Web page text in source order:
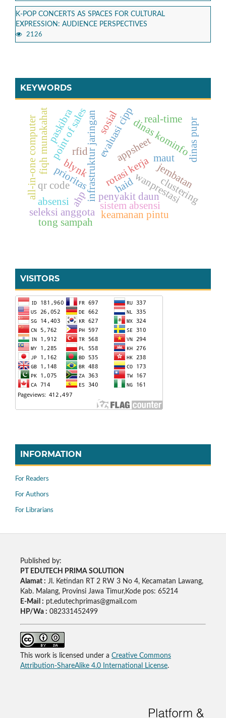
K-POP CONCERTS AS SPACES FOR CULTURAL
EXPRESSION: AUDIENCE PERSPECTIVES
2126
KEYWORDS
wanprestasi
appsheet
infrastruktur jaringan
ahp
prioritas
dinas kominfo
fiqh munakahat rotasi kerja
evaluasi cipp
sistem absensi
qr code
real-time
point of sales
keamanan pintu
penyakit daunclustering
paskibra
seleksi anggota
tong sampah
all-in-one computer blynk
haid jembatan
maut dinas pupr
absensi
rfid
sosial
VISITORS
INFORMATION
For Readers
For Authors
For Librarians
Published by:
PT EDUTECH PRIMA SOLUTION
Alamat : Jl. Ketindan RT 2 RW 3 No 4, Kecamatan Lawang,
Kab. Malang, Provinsi Jawa Timur,Kode pos: 65214
E-Mail : pt.edutechprimas@gmail.com
HP/Wa : 082331452499
This work is licensed under a Creative Commons
Attribution-ShareAlike 4.0 International License.